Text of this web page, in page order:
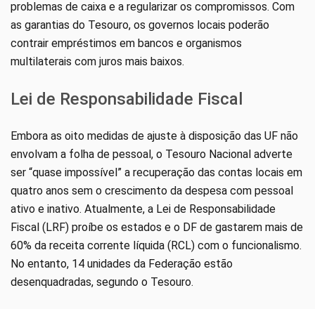
problemas de caixa e a regularizar os compromissos. Com
as garantias do Tesouro, os governos locais poderão
contrair empréstimos em bancos e organismos
multilaterais com juros mais baixos.
Lei de Responsabilidade Fiscal
Embora as oito medidas de ajuste à disposição das UF não
envolvam a folha de pessoal, o Tesouro Nacional adverte
ser “quase impossível” a recuperação das contas locais em
quatro anos sem o crescimento da despesa com pessoal
ativo e inativo. Atualmente, a Lei de Responsabilidade
Fiscal (LRF) proíbe os estados e o DF de gastarem mais de
60% da receita corrente líquida (RCL) com o funcionalismo.
No entanto, 14 unidades da Federação estão
desenquadradas, segundo o Tesouro.